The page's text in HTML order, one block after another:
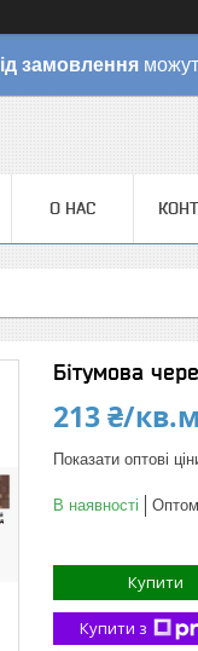
замовлення
О НАС
Бітумова
213 ₴/кв.м
Показати оптові
В наявності Оптом
Купити
Купити з